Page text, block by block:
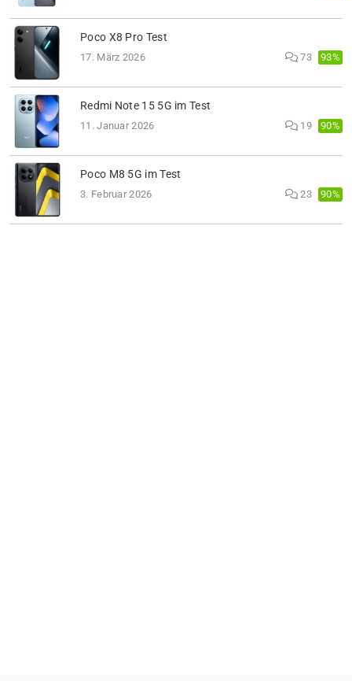
Poco X8 Pro Test
17. März 2026 73 93%
Redmi Note 15 5G im Test
11. Januar 2026 19 90%
Poco M8 5G im Test
3. Februar 2026 23 90%